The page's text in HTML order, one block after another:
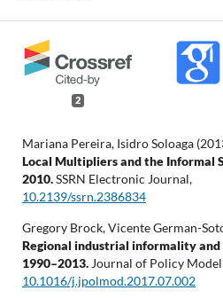
2
Mariana Pereira, Isidro Soloaga
Local Multipliers and the Informal
2010.SSRN Electronic Journal,
10.2139/ssrn.2386834
Gregory Brock, Vicente German-
Regional industrial informality
1990–2013. Journal of Policy
10.1016/j.jpolmod.2017.07.002